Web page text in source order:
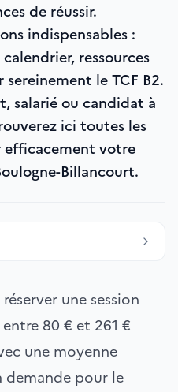
de réussir.
indispensables :
ressources
le TCF B2.
salarié ou candidat à
ici toutes les
efficacement votre
Billancourt.
une session
80 € et 261 €
une moyenne
demande pour le